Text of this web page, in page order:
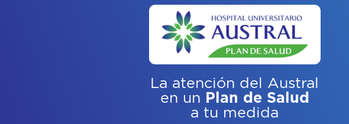
La atención del Austral
en un Plan de Salud
a tu medida